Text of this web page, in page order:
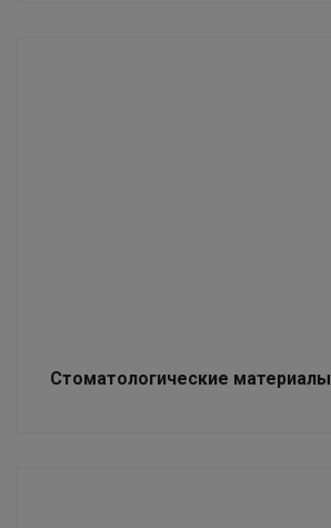
Стоматологические материалы